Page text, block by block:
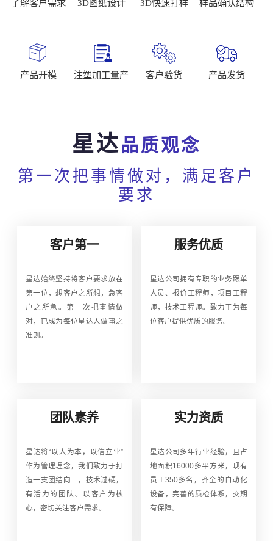
了解客户需求 3D图纸设计 3D快速打样 样品确认结构
产品开模 注塑加工量产 客户验货 产品发货
星达品质观念
第一次把事情做对，满足客户
要求
客户第一
星达始终坚持将客户要求放在
第一位，想客户之所想，急客
户之所急。第一次把事情做
对，已成为每位星达人做事之
准则。
服务优质
星达公司拥有专职的业务跟单
人员、报价工程师，项目工程
师，技术工程师。致力于为每
位客户提供优质的服务。
团队素养
星达将“以人为本，以信立业”
作为管理理念，我们致力于打
造一支团结向上，技术过硬，
有活力的团队。以客户为核
心，密切关注客户需求。
实力资质
星达公司多年行业经验，且占
地面积16000多平方米，现有
员工350多名，齐全的自动化
设备，完善的质检体系，交期
有保障。